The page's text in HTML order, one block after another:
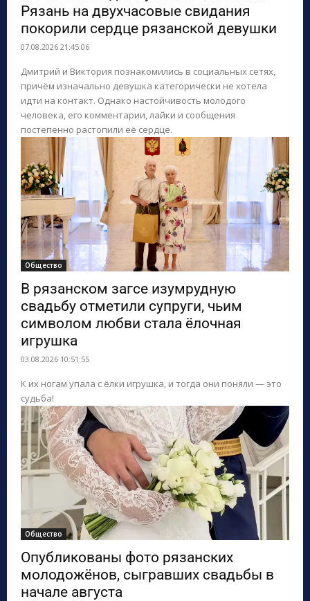
Рязань на двухчасовые свидания
покорили сердце рязанской девушки
07.08.2026 21:45:06
Дмитрий и Виктория познакомились в социальных сетях,
причём изначально девушка категорически не хотела
идти на контакт. Однако настойчивость молодого
человека, его комментарии, лайки и сообщения
постепенно растопили её сердце.
Общество
В рязанском загсе изумрудную
свадьбу отметили супруги, чьим
символом любви стала ёлочная
игрушка
03.08.2026 10:51:55
К их ногам упала с ёлки игрушка, и тогда они поняли — это
судьба!
Общество
Опубликованы фото рязанских
молодожёнов, сыгравших свадьбы в
начале августа